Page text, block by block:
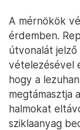
A mérnökök
érdemben.
útvonalát
vételezésével
hogy a
megtámasztja
halmokat
sziklaanyag